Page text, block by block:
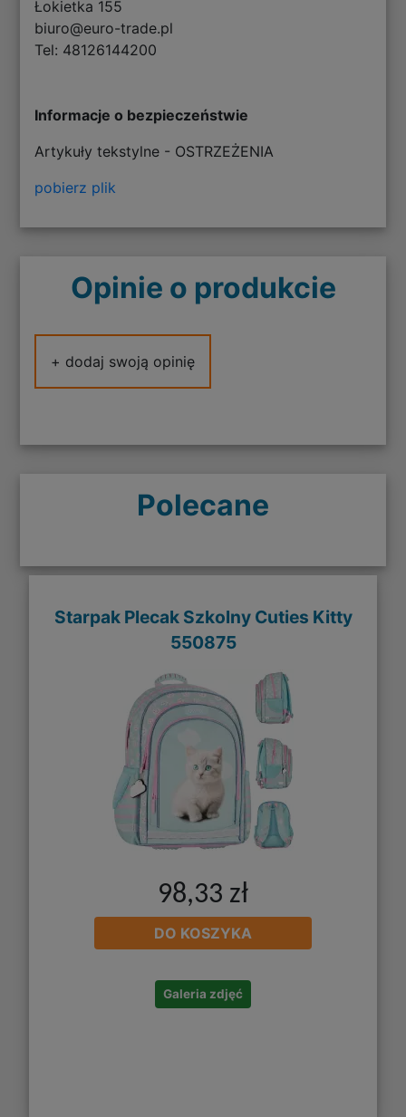
Łokietka 155
biuro@euro-trade.pl
Tel: 48126144200
Informacje o bezpieczeństwie
Artykuły tekstylne - OSTRZEŻENIA
pobierz plik
Opinie o produkcie
+ dodaj swoją opinię
Polecane
Starpak Plecak Szkolny Cuties Kitty
550875
98,33 zł
DO KOSZYKA
Galeria zdjęć